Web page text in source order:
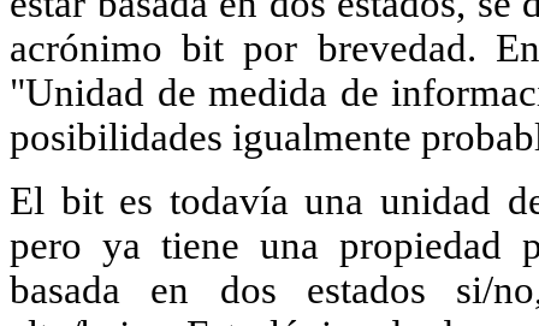
acrónimo bit por brevedad.
"Unidad de medida de
posibilidades igualmente
El bit es todavía una unidad
pero ya tiene una propiedad
basada en dos estados si/